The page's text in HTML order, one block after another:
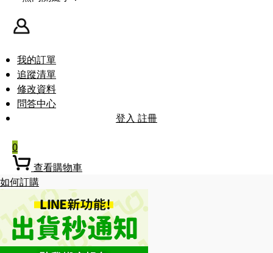
我的訂單
追蹤清單
修改資料
問答中心
登入 註冊
0
查看購物車
如何訂購